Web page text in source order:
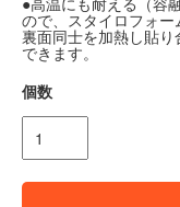
ので、スタイロフォー
裏面同士を加熱し貼
できます。
個数